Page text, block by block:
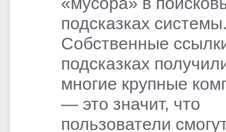
подсказках
Собственные
подсказках
многие крупные
— это значит, что
пользователи